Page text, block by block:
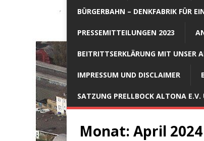
BÜRGERBAHN – DENKFABRIK FÜR
PRESSEMITTEILUNGEN 2023
BEITRITTSERKLÄRUNG MIT UNSER
IMPRESSUM UND DISCLAIMER
SATZUNG PRELLBOCK ALTONA
Monat: April 2024